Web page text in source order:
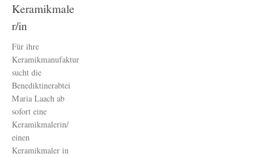
Keramikmale
r/in
Für ihre
Keramikmanufaktur
sucht die
Benediktinerabtei
Maria Laach ab
sofort eine
Keramikmalerin/
einen
Keramikmaler in